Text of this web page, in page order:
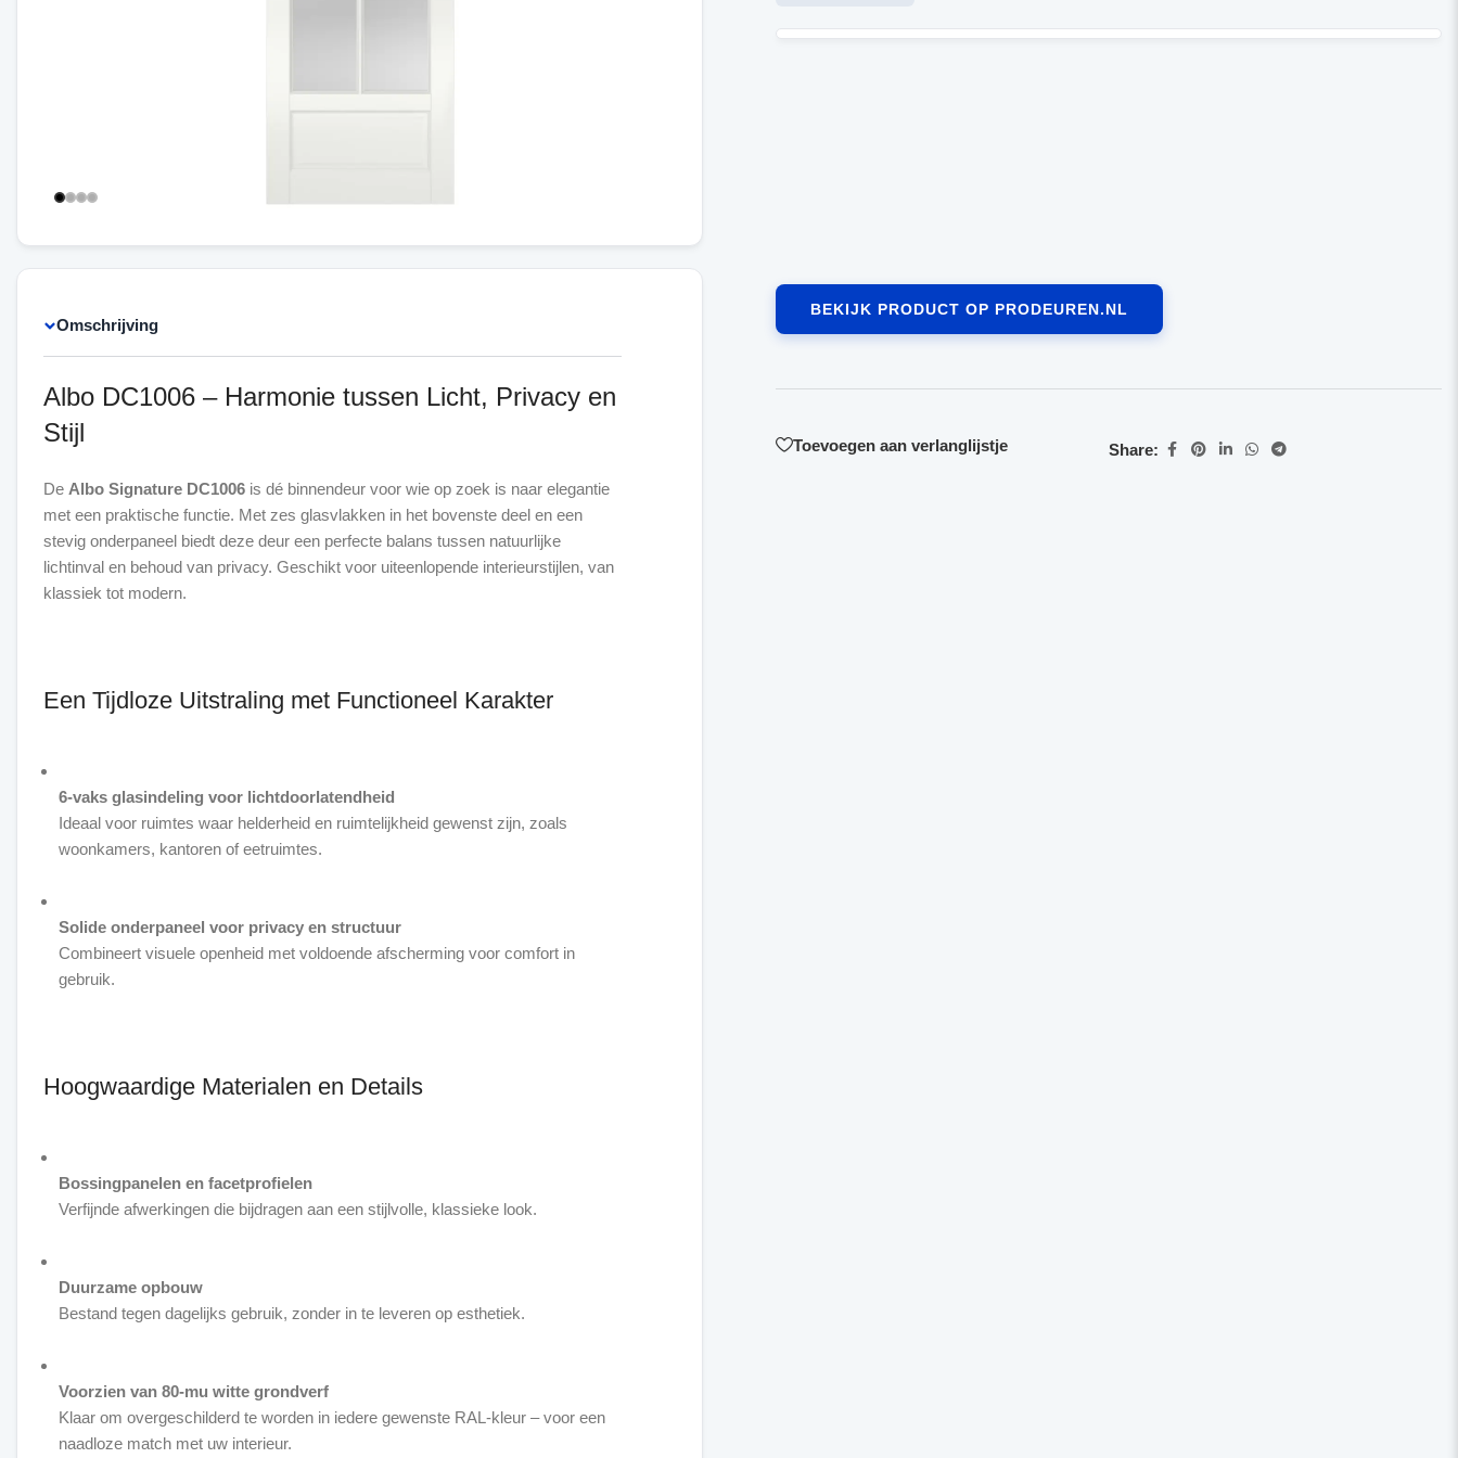
Omschrijving
Albo DC1006 – Harmonie tussen Licht, Privacy en
Stijl
De Albo Signature DC1006 is dé binnendeur voor wie op zoek is naar elegantie
met een praktische functie. Met zes glasvlakken in het bovenste deel en een
stevig onderpaneel biedt deze deur een perfecte balans tussen natuurlijke
lichtinval en behoud van privacy. Geschikt voor uiteenlopende interieurstijlen, van
klassiek tot modern.
Een Tijdloze Uitstraling met Functioneel Karakter
6-vaks glasindeling voor lichtdoorlatendheid
Ideaal voor ruimtes waar helderheid en ruimtelijkheid gewenst zijn, zoals
woonkamers, kantoren of eetruimtes.
Solide onderpaneel voor privacy en structuur
Combineert visuele openheid met voldoende afscherming voor comfort in
gebruik.
Hoogwaardige Materialen en Details
Bossingpanelen en facetprofielen
Verfijnde afwerkingen die bijdragen aan een stijlvolle, klassieke look.
Duurzame opbouw
Bestand tegen dagelijks gebruik, zonder in te leveren op esthetiek.
Voorzien van 80-mu witte grondverf
Klaar om overgeschilderd te worden in iedere gewenste RAL-kleur – voor een
naadloze match met uw interieur.
BEKIJK PRODUCT OP PRODEUREN.NL
Toevoegen aan verlanglijstje Share: